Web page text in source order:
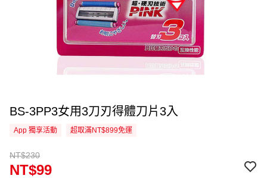
BS-3PP3女用3刀刃得體刀片3入
App 獨享活動 超取滿NT$899免運
NT$230
NT$99